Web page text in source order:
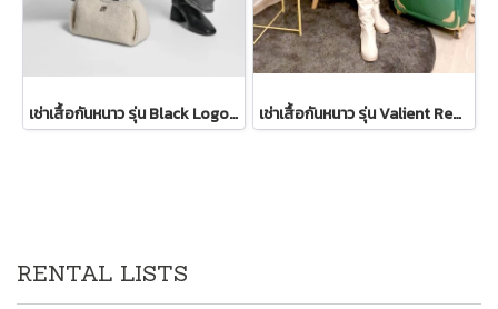
เช่าเสื้อกันหนาว รุ่น Black Logo Patch Bomber Jacket WINTERCLOTHFA0298 เช่าเสื้อกันหนาว รุ่น Valient Red PeaCoat 2110GCL1689FARE1
RENTAL LISTS